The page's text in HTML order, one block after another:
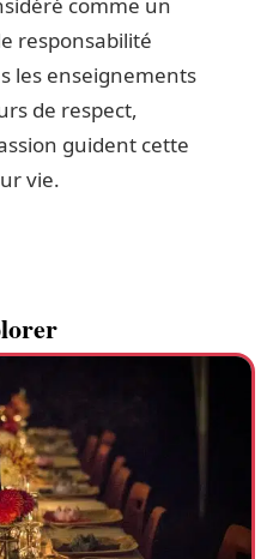
responsabilité
les enseignements
de respect,
guident cette
vie.